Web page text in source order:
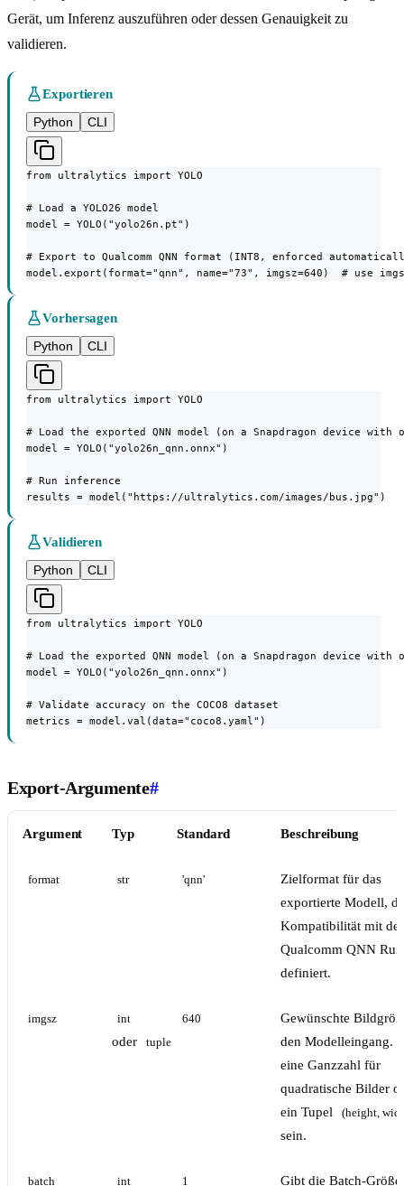
Gerät, um Inferenz auszuführen oder dessen Genauigkeit zu
validieren.
Exportieren
Python
CLI
from ultralytics import YOLO
# Load a YOLO26 model
model = YOLO("yolo26n.pt")
# Export to Qualcomm QNN format (INT8, enforced
model.export(format="qnn", name="73", imgsz=640)  # use
Vorhersagen
Python
CLI
from ultralytics import YOLO
# Load the exported QNN model (on a Snapdragon device with
model = YOLO("yolo26n_qnn.onnx")
# Run inference
results = model("https://ultralytics.com/images/bus.jpg")
Validieren
Python
CLI
from ultralytics import YOLO
# Load the exported QNN model (on a Snapdragon device with
model = YOLO("yolo26n_qnn.onnx")
# Validate accuracy on the COCO8 dataset
metrics = model.val(data="coco8.yaml")
Export-Argumente#
Argument Typ Standard Beschreibung
format str 'qnn'
Zielformat für das
exportierte Modell,
Kompatibilität mit der
Qualcomm QNN
definiert.
imgsz int
oder tuple
640
Gewünschte
den Modelleingang.
eine Ganzzahl für
quadratische Bilder
ein Tupel
(height,
sein.
batch int 1
Gibt die Batch-Größe